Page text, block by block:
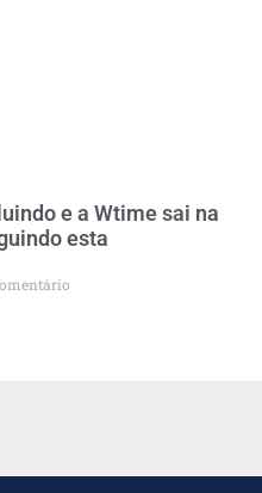
e a Wtime sai na
esta